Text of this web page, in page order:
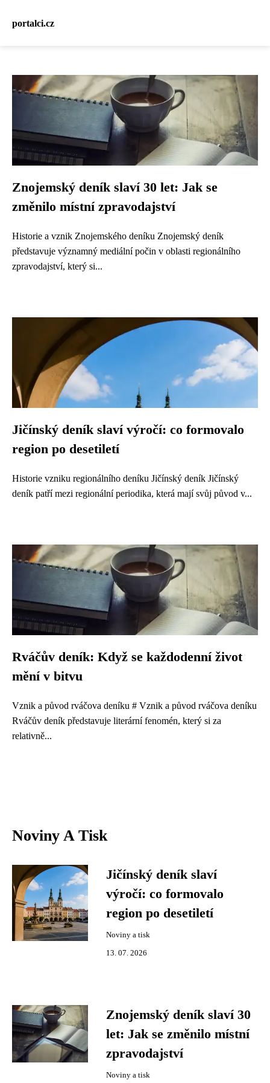
portalci.cz
Znojemský deník slaví 30 let: Jak se
změnilo místní zpravodajství
Historie a vznik Znojemského deníku Znojemský deník
představuje významný mediální počin v oblasti regionálního
zpravodajství, který si...
Jičínský deník slaví výročí: co formovalo
region po desetiletí
Historie vzniku regionálního deníku Jičínský deník Jičínský
deník patří mezi regionální periodika, která mají svůj původ v...
Rváčův deník: Když se každodenní život
mění v bitvu
Vznik a původ rváčova deníku # Vznik a původ rváčova deníku
Rváčův deník představuje literární fenomén, který si za
relativně...
Noviny A Tisk
Jičínský deník slaví
výročí: co formovalo
region po desetiletí
Noviny a tisk
13. 07. 2026
Znojemský deník slaví 30
let: Jak se změnilo místní
zpravodajství
Noviny a tisk